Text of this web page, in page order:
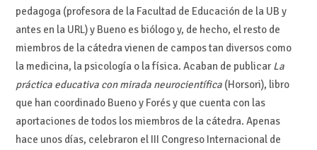
pedagoga (profesora de la Facultad de Educación de la UB y
antes en la URL) y Bueno es biólogo y, de hecho, el resto de
miembros de la cátedra vienen de campos tan diversos como
la medicina, la psicología o la física. Acaban de publicar La
práctica educativa con mirada neurocientífica (Horsori), libro
que han coordinado Bueno y Forés y que cuenta con las
aportaciones de todos los miembros de la cátedra. Apenas
hace unos días, celebraron el III Congreso Internacional de